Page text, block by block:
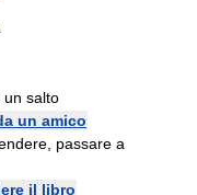
un salto
un amico
passare a
il libro